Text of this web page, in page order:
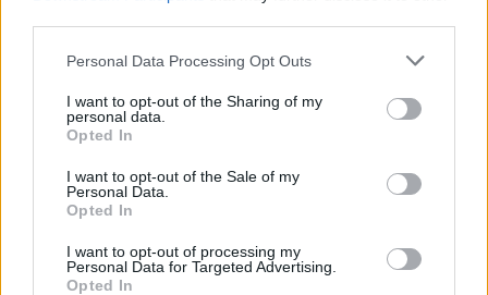
Please note that this website/app uses one or more Google
not limited to your visit or usage behaviour. You may click to
grant or deny consent to Google and its third-party tags to
use your data for below specified purposes in below Google
consent section.
Personal Data Processing Opt Outs
I want to opt-out of the Sharing of my
personal data.
Opted In
I want to opt-out of the Sale of my
Personal Data.
Opted In
I want to opt-out of processing my
Personal Data for Targeted Advertising.
Opted In